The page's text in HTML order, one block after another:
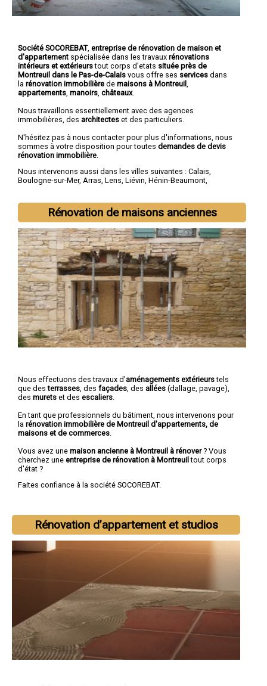
Société SOCOREBAT, entreprise de rénovation de maison et
d'appartement spécialisée dans les travaux rénovations
intérieurs et extérieurstout corps d'etats située près de
Montreuil dans le Pas-de-Calais vous offre ses services dans
la rénovation immobilière de maisons à Montreuil
appartements manoirs châteaux.
Nous travaillons essentiellement avec des agences
immobilières, des architectes et des particuliers.
N'hésitez pas à nous contacter pour plus d'informations, nous
sommes à votre disposition pour toutes demandes de devis
rénovation immobilière
Nous intervenons aussi dans les villes suivantes : Calais,
Boulogne-sur-Mer, Arras, Lens, Liévin, Hénin-Beaumont,
Rénovation de maisons anciennes
Nous effectuons des travaux d'aménagements extérieurstels
que desterrasses , des façades , des allées (dallage, pavage),
des murets et des escaliers
En tant que professionnels du bâtiment, nous intervenons pour
la rénovation immobilière de Montreuil d'appartements, de
maisons et de commerces
Vous avez une maison ancienne à Montreuil à rénover? Vous
cherchez une entreprise de rénovation à Montreuiltout corps
d'état ?
Faites confiance à la société SOCOREBAT.
Rénovation d’appartement et studios